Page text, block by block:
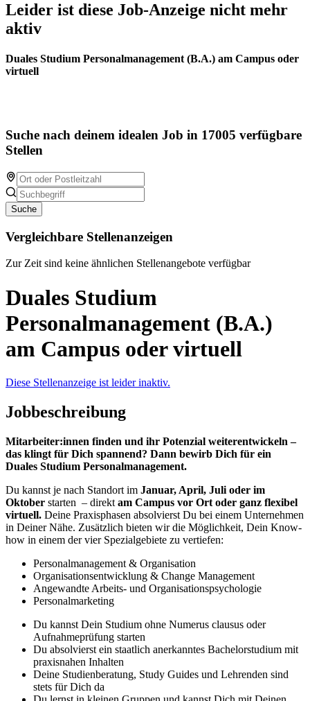
Leider ist diese Job-Anzeige nicht mehr
aktiv
Duales Studium Personalmanagement (B.A.) am Campus oder
virtuell
Suche nach deinem idealen Job in 17005 verfügbare
Stellen
Suche
Vergleichbare Stellenanzeigen
Zur Zeit sind keine ähnlichen Stellenangebote verfügbar
Duales Studium
Personalmanagement (B.A.)
am Campus oder virtuell
Diese Stellenanzeige ist leider inaktiv.
Jobbeschreibung
Mitarbeiter:innen finden und ihr Potenzial weiterentwickeln –
das klingt für Dich spannend? Dann bewirb Dich für ein
Duales Studium Personalmanagement.
Du kannst je nach Standort im Januar, April, Juli oder im
Oktober starten – direkt am Campus vor Ort oder ganz flexibel
virtuell. Deine Praxisphasen absolvierst Du bei einem Unternehmen
in Deiner Nähe. Zusätzlich bieten wir die Möglichkeit, Dein Know-
how in einem der vier Spezialgebiete zu vertiefen:
Personalmanagement & Organisation
Organisationsentwicklung & Change Management
Angewandte Arbeits- und Organisationspsychologie
Personalmarketing
Du kannst Dein Studium ohne Numerus clausus oder
Aufnahmeprüfung starten
Du absolvierst ein staatlich anerkanntes Bachelorstudium mit
praxisnahen Inhalten
Deine Studienberatung, Study Guides und Lehrenden sind
stets für Dich da